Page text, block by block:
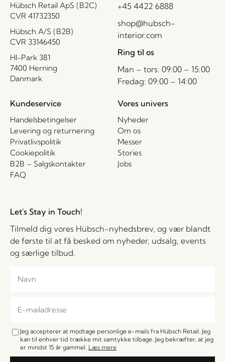
Hübsch Retail ApS (B2C)
CVR 41732350
Hübsch A/S (B2B)
CVR 33146450
HI-Park 381
7400 Herning
Danmark
+45 4422 6888
shop@hubsch-
interior.com
Ring til os
Man – tors: 09:00 – 15:00
Fredag: 09:00 – 14:00
Kundeservice
Handelsbetingelser
Levering og returnering
Privatlivspolitik
Cookiepolitik
B2B – Salgskontakter
FAQ
Vores univers
Nyheder
Om os
Messer
Stories
Jobs
Let's Stay in Touch!
Tilmeld dig vores Hübsch-nyhedsbrev, og vær blandt
de første til at få besked om nyheder, udsalg, events
og særlige tilbud.
Jeg accepterer at modtage personlige e-mails fra Hübsch Retail. Jeg
kan til enhver tid trække mit samtykke tilbage. Jeg bekræfter, at jeg
er mindst 15 år gammel. Læs mere